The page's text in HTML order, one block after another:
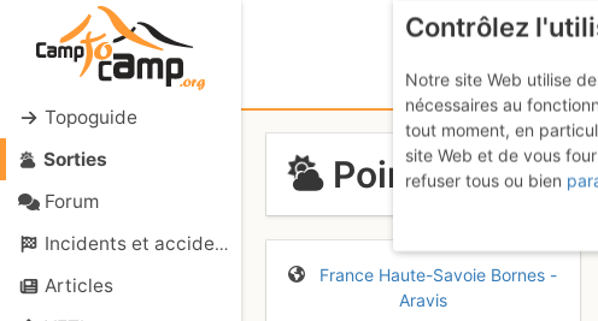
Topoguide
Sorties
Forum
Incidents et accidents
Articles
Pointe de la
France Haute-Savoie Bornes -
Aravis
Contrôlez
Notre site Web utilise
nécessaires au
tout moment, en
site Web et de vous
refuser tous ou bien